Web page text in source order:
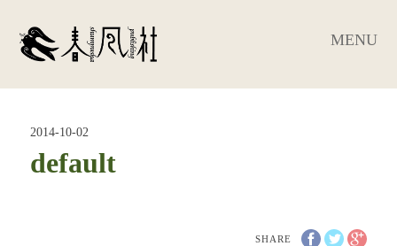
MENU
2014-10-02
default
SHARE